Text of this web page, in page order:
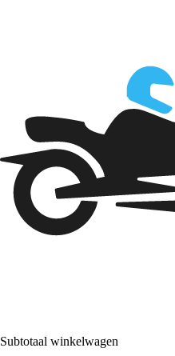
Subtotaal winkelwagen